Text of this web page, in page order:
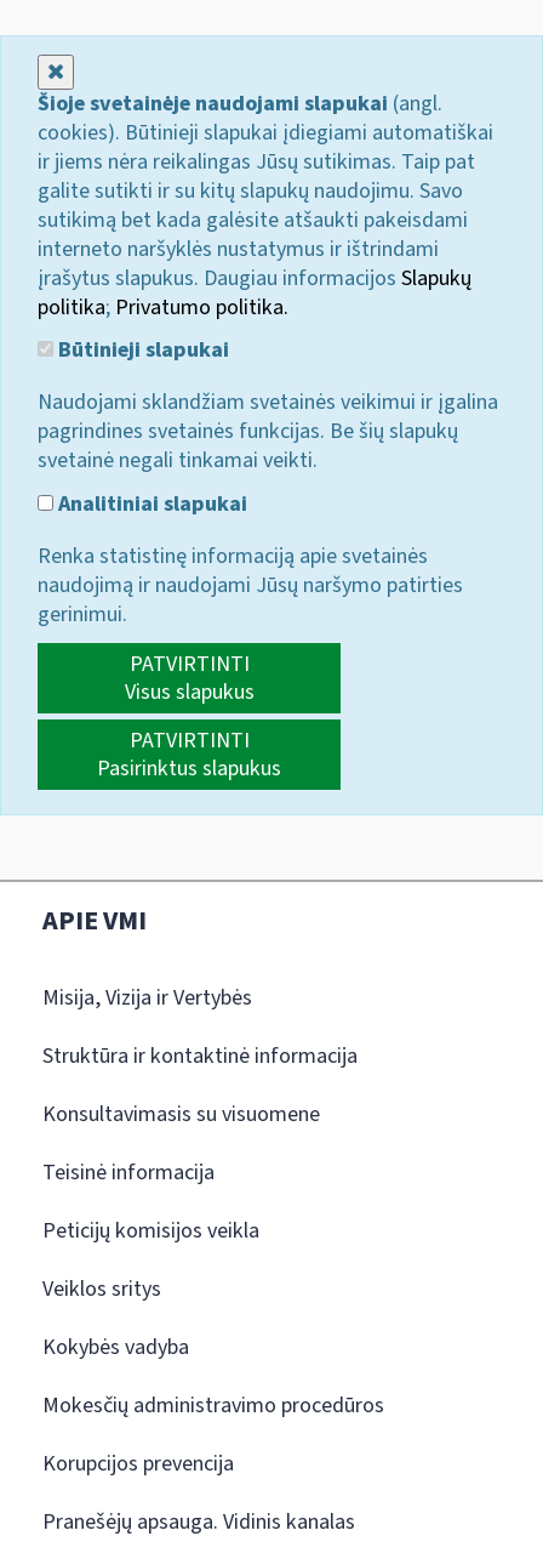
Šioje svetainėje naudojami slapukai (angl.
cookies). Būtinieji slapukai įdiegiami automatiškai
ir jiems nėra reikalingas Jūsų sutikimas. Taip pat
galite sutikti ir su kitų slapukų naudojimu. Savo
sutikimą bet kada galėsite atšaukti pakeisdami
interneto naršyklės nustatymus ir ištrindami
įrašytus slapukus. Daugiau informacijos Slapukų
politika; Privatumo politika.
Būtinieji slapukai
Naudojami sklandžiam svetainės veikimui ir įgalina
pagrindines svetainės funkcijas. Be šių slapukų
svetainė negali tinkamai veikti.
Analitiniai slapukai
Renka statistinę informaciją apie svetainės
naudojimą ir naudojami Jūsų naršymo patirties
gerinimui.
PATVIRTINTI
Visus slapukus
PATVIRTINTI
Pasirinktus slapukus
APIE VMI
Misija, Vizija ir Vertybės
Struktūra ir kontaktinė informacija
Konsultavimasis su visuomene
Teisinė informacija
Peticijų komisijos veikla
Veiklos sritys
Kokybės vadyba
Mokesčių administravimo procedūros
Korupcijos prevencija
Pranešėjų apsauga. Vidinis kanalas